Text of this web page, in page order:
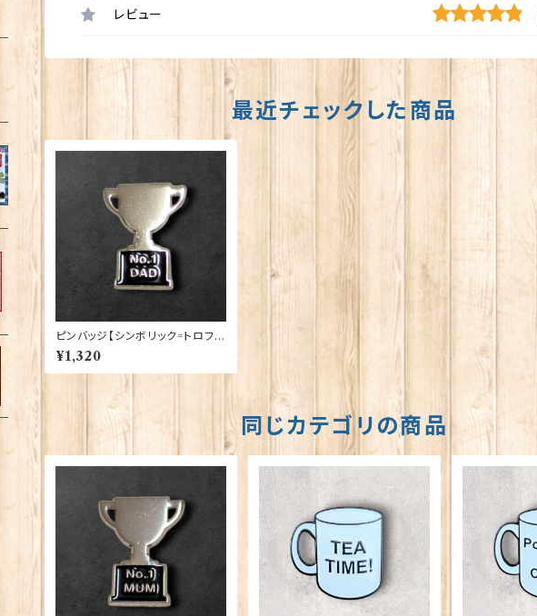
レビュー
最近チェックした商品
ピンバッジ【シンボリック=トロフィ
ーDad】Cadogan 90040-XJK
B17-36
¥1,320
同じカテゴリの商品